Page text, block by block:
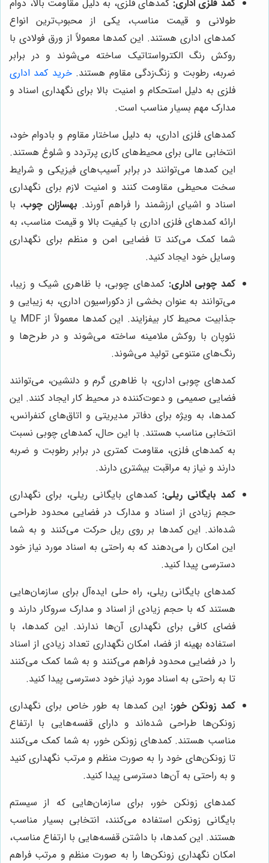
کمد فلزی اداری: کمدهای فلزی، به دلیل مقاومت بالا، دوام
طولانی و قیمت مناسب، یکی از محبوب‌ترین انواع
کمدهای اداری هستند. این کمدها معمولاً از ورق فولادی با
روکش رنگ الکترواستاتیک ساخته می‌شوند و در برابر
ضربه، رطوبت و زنگ‌زدگی مقاوم هستند.خرید کمد اداری
فلزی به دلیل استحکام و امنیت بالا برای نگهداری اسناد و
مدارک مهم بسیار مناسب است.
کمدهای فلزی اداری، به دلیل ساختار مقاوم و بادوام خود،
انتخابی عالی برای محیط‌های کاری پرتردد و شلوغ هستند.
این کمدها می‌توانند در برابر آسیب‌های فیزیکی و شرایط
سخت محیطی مقاومت کنند و امنیت لازم برای نگهداری
اسناد و اشیای ارزشمند را فراهم آورند. بهسازان چوب، با
ارائه کمدهای فلزی اداری با کیفیت بالا و قیمت مناسب، به
شما کمک می‌کند تا فضایی امن و منظم برای نگهداری
وسایل خود ایجاد کنید.
کمد چوبی اداری: کمدهای چوبی، با ظاهری شیک و زیبا،
می‌توانند به عنوان بخشی از دکوراسیون اداری، به زیبایی و
جذابیت محیط کار بیفزایند. این کمدها معمولاً از MDF یا
نئوپان با روکش ملامینه ساخته می‌شوند و در طرح‌ها و
رنگ‌های متنوعی تولید می‌شوند.
کمدهای چوبی اداری، با ظاهری گرم و دلنشین، می‌توانند
فضایی صمیمی و دعوت‌کننده در محیط کار ایجاد کنند. این
کمدها، به ویژه برای دفاتر مدیریتی و اتاق‌های کنفرانس،
انتخابی مناسب هستند. با این حال، کمدهای چوبی نسبت
به کمدهای فلزی، مقاومت کمتری در برابر رطوبت و ضربه
دارند و نیاز به مراقبت بیشتری دارند.
کمد بایگانی ریلی: کمدهای بایگانی ریلی، برای نگهداری
حجم زیادی از اسناد و مدارک در فضایی محدود طراحی
شده‌اند. این کمدها بر روی ریل حرکت می‌کنند و به شما
این امکان را می‌دهند که به راحتی به اسناد مورد نیاز خود
دسترسی پیدا کنید.
کمدهای بایگانی ریلی، راه حلی ایده‌آل برای سازمان‌هایی
هستند که با حجم زیادی از اسناد و مدارک سروکار دارند و
فضای کافی برای نگهداری آن‌ها ندارند. این کمدها، با
استفاده بهینه از فضا، امکان نگهداری تعداد زیادی از اسناد
را در فضایی محدود فراهم می‌کنند و به شما کمک می‌کنند
تا به راحتی به اسناد مورد نیاز خود دسترسی پیدا کنید.
کمد زونکن خور: این کمدها به طور خاص برای نگهداری
زونکن‌ها طراحی شده‌اند و دارای قفسه‌هایی با ارتفاع
مناسب هستند. کمدهای زونکن خور، به شما کمک می‌کنند
تا زونکن‌های خود را به صورت منظم و مرتب نگهداری کنید
و به راحتی به آن‌ها دسترسی پیدا کنید.
کمدهای زونکن خور، برای سازمان‌هایی که از سیستم
بایگانی زونکن استفاده می‌کنند، انتخابی بسیار مناسب
هستند. این کمدها، با داشتن قفسه‌هایی با ارتفاع مناسب،
امکان نگهداری زونکن‌ها را به صورت منظم و مرتب فراهم